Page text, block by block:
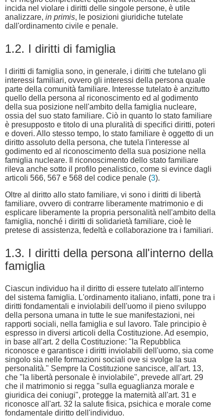
incida nel violare i diritti delle singole persone, è utile
analizzare, in primis, le posizioni giuridiche tutelate
dall'ordinamento civile e penale.
1.2. I diritti di famiglia
I diritti di famiglia sono, in generale, i diritti che tutelano gli
interessi familiari, ovvero gli interessi della persona quale
parte della comunità familiare. Interesse tutelato è anzitutto
quello della persona al riconoscimento ed al godimento
della sua posizione nell'ambito della famiglia nucleare,
ossia del suo stato familiare. Ciò in quanto lo stato familiare
è presupposto e titolo di una pluralità di specifici diritti, poteri
e doveri. Allo stesso tempo, lo stato familiare è oggetto di un
diritto assoluto della persona, che tutela l'interesse al
godimento ed al riconoscimento della sua posizione nella
famiglia nucleare. Il riconoscimento dello stato familiare
rileva anche sotto il profilo penalistico, come si evince dagli
articoli 566, 567 e 568 del codice penale (3).
Oltre al diritto allo stato familiare, vi sono i diritti di libertà
familiare, ovvero di contrarre liberamente matrimonio e di
esplicare liberamente la propria personalità nell'ambito della
famiglia, nonché i diritti di solidarietà familiare, cioè le
pretese di assistenza, fedeltà e collaborazione tra i familiari.
1.3. I diritti della persona all'interno della
famiglia
Ciascun individuo ha il diritto di essere tutelato all'interno
del sistema famiglia. L'ordinamento italiano, infatti, pone tra i
diritti fondamentali e inviolabili dell'uomo il pieno sviluppo
della persona umana in tutte le sue manifestazioni, nei
rapporti sociali, nella famiglia e sul lavoro. Tale principio è
espresso in diversi articoli della Costituzione. Ad esempio,
in base all'art. 2 della Costituzione: "la Repubblica
riconosce e garantisce i diritti inviolabili dell'uomo, sia come
singolo sia nelle formazioni sociali ove si svolge la sua
personalità." Sempre la Costituzione sancisce, all'art. 13,
che "la libertà personale è inviolabile", prevede all'art. 29
che il matrimonio si regga "sulla eguaglianza morale e
giuridica dei coniugi", protegge la maternità all'art. 31 e
riconosce all'art. 32 la salute fisica, psichica e morale come
fondamentale diritto dell'individuo.